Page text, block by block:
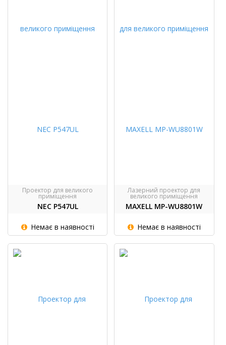
Проектор для великого
приміщення
NEC P547UL
Немає в наявності
Лазерний проектор для
великого приміщення
MAXELL MP-WU8801W
Немає в наявності